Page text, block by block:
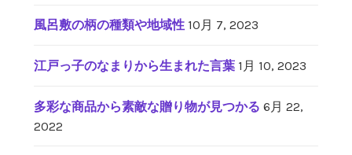
め
げ
多
彩
風呂敷の柄の種類や地域性 10月 7, 2023
江戸っ子のなまりから生まれた言葉 1月 10, 2023
多彩な商品から素敵な贈り物が見つかる 6月 22,
2022